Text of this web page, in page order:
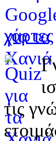
χάρτες
τις